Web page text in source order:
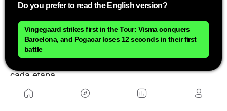
No Tour de France de 2026, os ciclistas
nascidos a partir de 1º de janeiro de 2001
podem concorrer a essa camisa. Assim como na
classificação geral, a ordem é determinada
cada etapa.
Do you prefer to read the English version?
Vingegaard strikes first in the Tour: Visma conquers
Barcelona, and Pogacar loses 12 seconds in their first
battle